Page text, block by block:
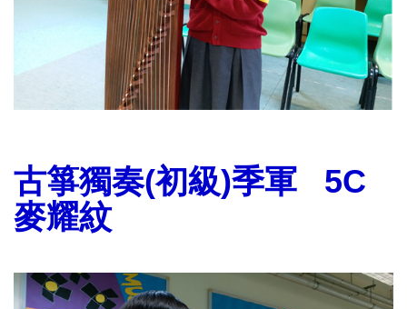
古箏獨奏(初級)季軍 5C
麥耀紋